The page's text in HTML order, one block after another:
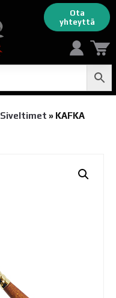
Ota
yhteyttä
Siveltimet » KAFKA